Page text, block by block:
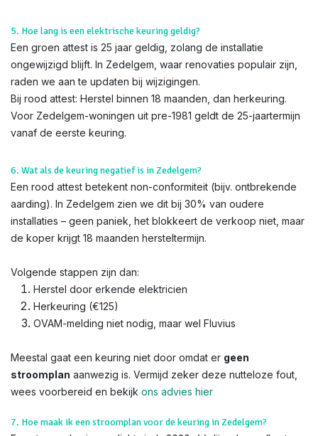
5. Hoe lang is een elektrische keuring geldig?
Een groen attest is 25 jaar geldig, zolang de installatie
ongewijzigd blijft. In Zedelgem, waar renovaties populair zijn,
raden we aan te updaten bij wijzigingen.
Bij rood attest: Herstel binnen 18 maanden, dan herkeuring.
Voor Zedelgem-woningen uit pre-1981 geldt de 25-jaartermijn
vanaf de eerste keuring.
6. Wat als de keuring negatief is in Zedelgem?
Een rood attest betekent non-conformiteit (bijv. ontbrekende
aarding). In Zedelgem zien we dit bij 30% van oudere
installaties – geen paniek, het blokkeert de verkoop niet, maar
de koper krijgt 18 maanden hersteltermijn.
Volgende stappen zijn dan:
Herstel door erkende elektricien
Herkeuring (€125)
OVAM-melding niet nodig, maar wel Fluvius
Meestal gaat een keuring niet door omdat er geen
stroomplan aanwezig is. Vermijd zeker deze nutteloze fout,
wees voorbereid en bekijk ons advies hier
7. Hoe maak ik een stroomplan voor de keuring in Zedelgem?